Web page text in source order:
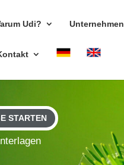
Udi? Unter­nehmen
STARTEN